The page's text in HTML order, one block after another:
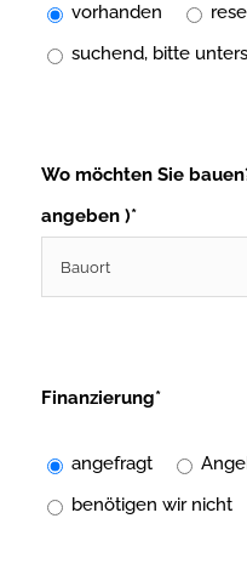
vorhanden
suchend, bitte
Wo möchten Sie
angeben )*
Finanzierung*
angefragt
benötigen wir nicht